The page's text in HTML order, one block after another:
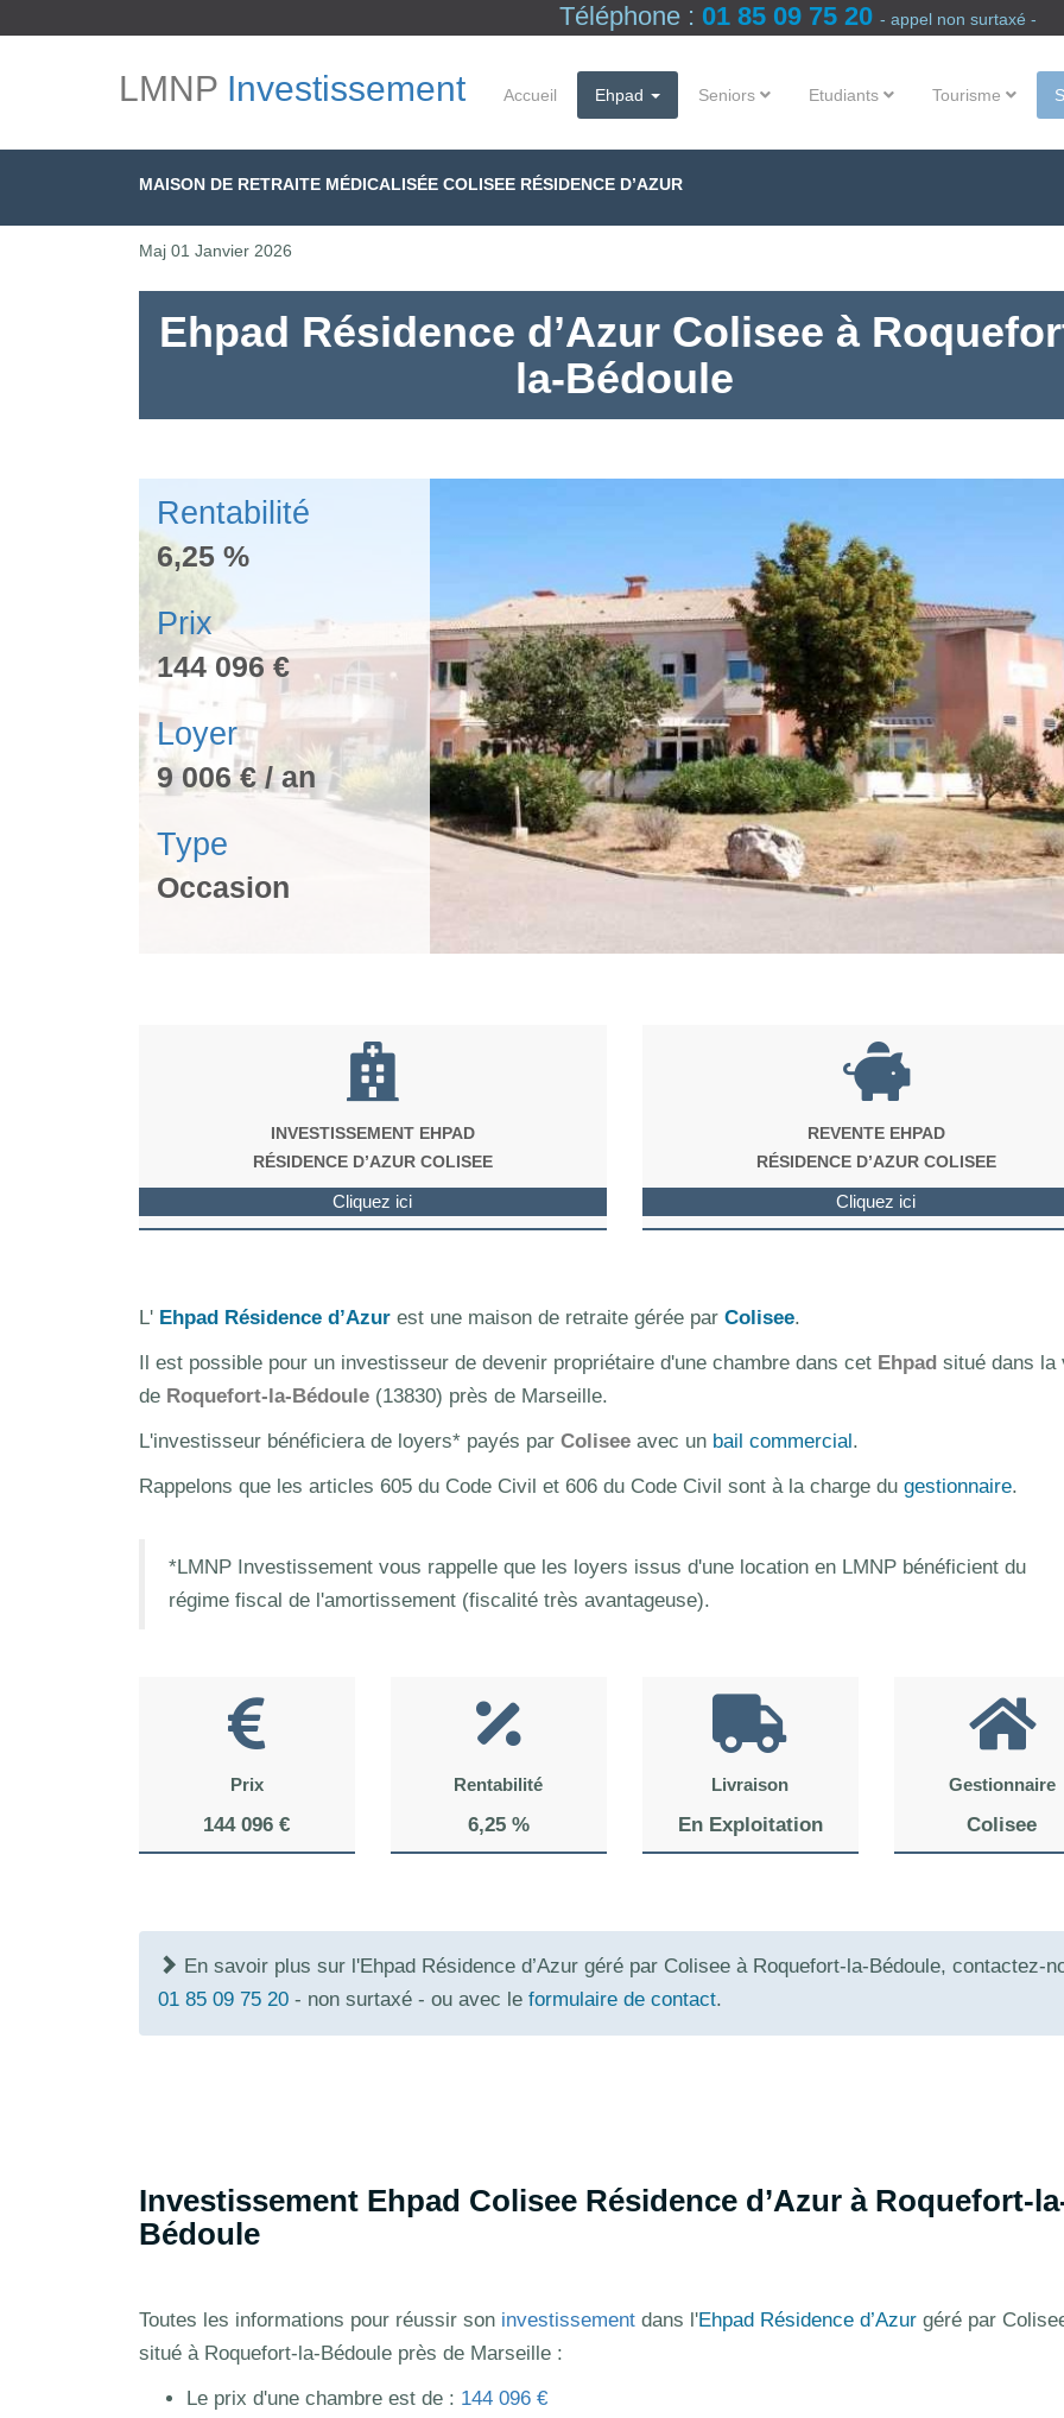
Téléphone : 01 85 09 75 20 - appel non surtaxé -
LMNPInvestissement Accueil Ehpad Seniors Etudiants Tourisme
MAISON DE RETRAITE MÉDICALISÉE COLISEE RÉSIDENCE D’AZUR
Maj 01 Janvier 2026
Ehpad Résidence d’Azur Colisee à
la-Bédoule
Rentabilité
6,25 %
Prix
144 096 €
Loyer
9 006 € / an
Type
Occasion
INVESTISSEMENT EHPAD
RÉSIDENCE D’AZUR COLISEE
Cliquez ici
REVENTE EHPAD
RÉSIDENCE D’AZUR COLISEE
Cliquez ici
L' Ehpad Résidence d’Azur est une maison de retraite gérée par Colisee.
Il est possible pour un investisseur de devenir propriétaire d'une chambre dans cet Ehpad situé dans la
de Roquefort-la-Bédoule (13830) près de Marseille.
L'investisseur bénéficiera de loyers* payés par Colisee avec un bail commercial.
Rappelons que les articles 605 du Code Civil et 606 du Code Civil sont à la charge du gestionnaire.
*LMNP Investissement vous rappelle que les loyers issus d'une location en LMNP bénéficient du
régime fiscal de l'amortissement (fiscalité très avantageuse).
Prix
144 096 €
Rentabilité
6,25 %
Livraison
En Exploitation
Gestionnaire
Colisee
En savoir plus sur l'Ehpad Résidence d’Azur géré par Colisee à Roquefort-la-Bédoule, contactez-
01 85 09 75 20 - non surtaxé - ou avec le formulaire de contact.
Investissement Ehpad Colisee Résidence d’Azur à Roquefort-
Bédoule
Toutes les informations pour réussir son investissement dans l'Ehpad Résidence d’Azur géré par
situé à Roquefort-la-Bédoule près de Marseille :
Le prix d'une chambre est de : 144 096 €